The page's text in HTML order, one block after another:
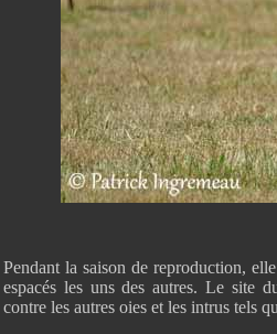
Pendant la saison de reproduction,
espacés les uns des autres. Le site
contre les autres oies et les intrus tels